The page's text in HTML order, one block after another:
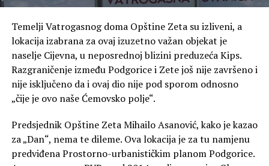
Temelji Vatrogasnog doma Opštine Zeta su izliveni, a
lokacija izabrana za ovaj izuzetno važan objekat je
naselje Cijevna, u neposrednoj blizini preduzeća Kips.
Razgraničenje između Podgorice i Zete još nije završeno i
nije isključeno da i ovaj dio nije pod sporom odnosno
„čije je ovo naše Ćemovsko polje“.
Predsjednik Opštine Zeta Mihailo Asanović, kako je kazao
za „Dan“, nema te dileme. Ova lokacija je za tu namjenu
predviđena Prostorno-urbanističkim planom Podgorice.